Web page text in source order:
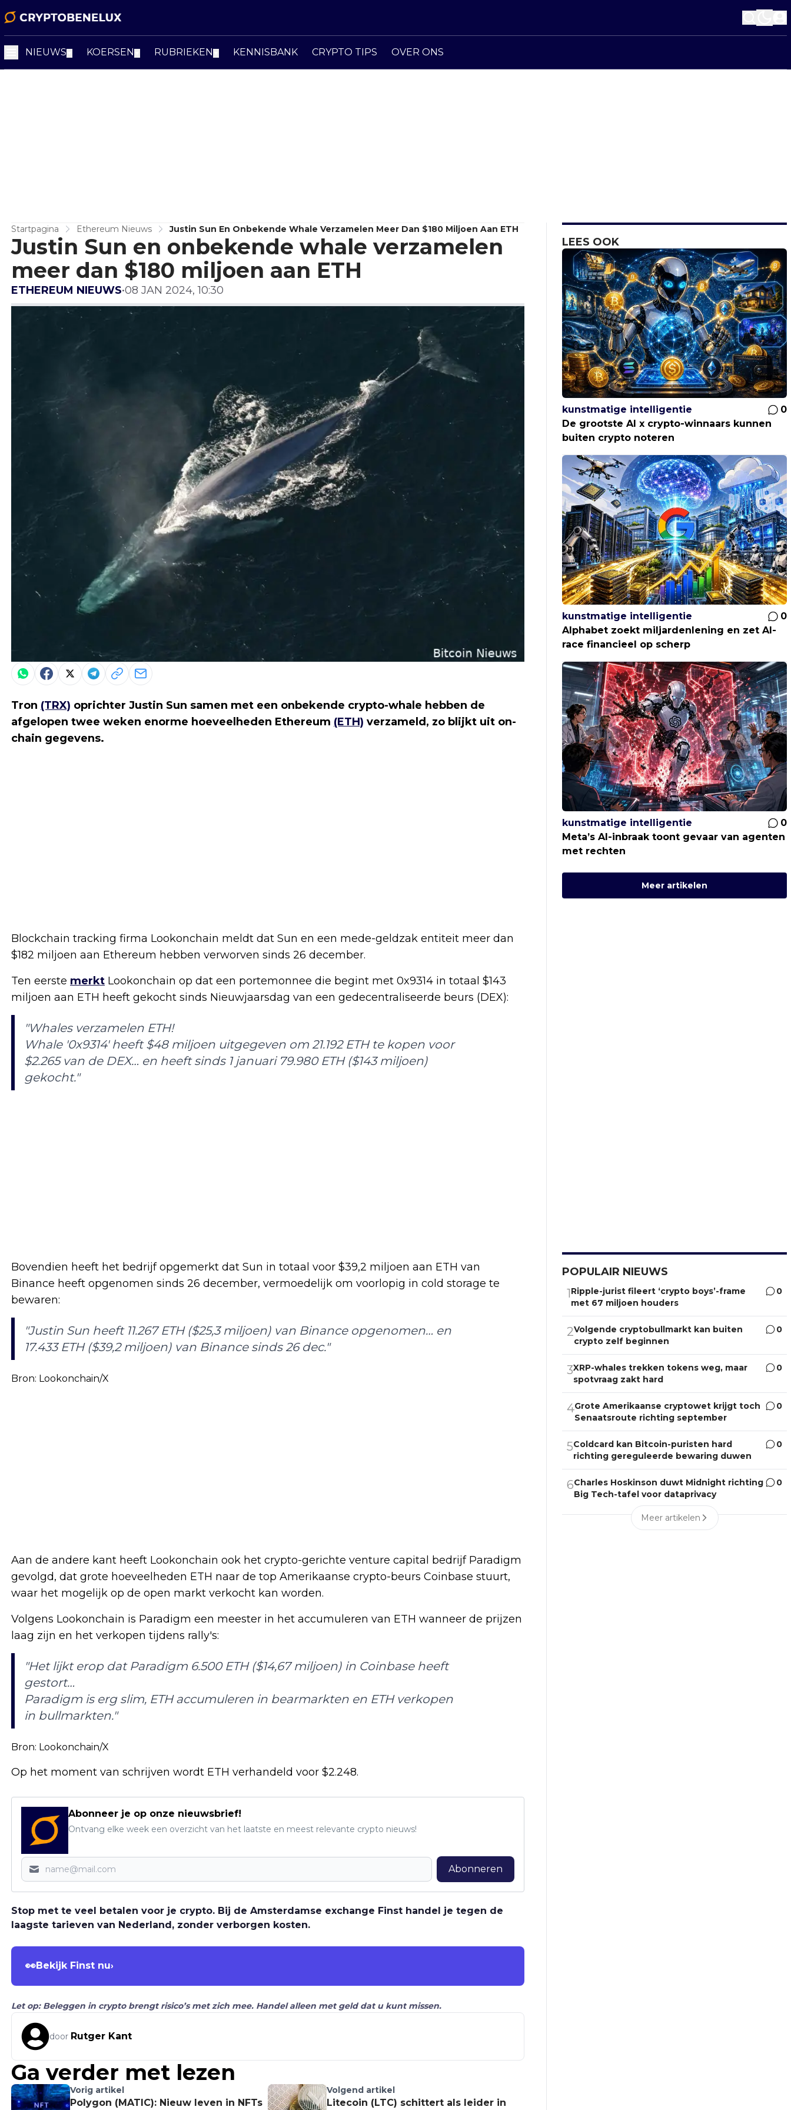
NIEUWS KOERSEN RUBRIEKEN KENNISBANK CRYPTO TIPS OVER ONS
Startpagina Ethereum Nieuws Justin Sun En Onbekende Whale Verzamelen Meer Dan $180 Miljoen Aan ETH
Justin Sun en onbekende whale verzamelen
meer dan $180 miljoen aan ETH
ETHEREUM NIEUWS•08 JAN 2024, 10:30
Tron (TRX) oprichter Justin Sun samen met een onbekende crypto-whale hebben de
afgelopen twee weken enorme hoeveelheden Ethereum (ETH) verzameld, zo blijkt uit on-
chain gegevens.
Blockchain tracking firma Lookonchain meldt dat Sun en een mede-geldzak entiteit meer dan
$182 miljoen aan Ethereum hebben verworven sinds 26 december.
Ten eerste merkt Lookonchain op dat een portemonnee die begint met 0x9314 in totaal $143
miljoen aan ETH heeft gekocht sinds Nieuwjaarsdag van een gedecentraliseerde beurs (DEX):
"Whales verzamelen ETH!
Whale '0x9314' heeft $48 miljoen uitgegeven om 21.192 ETH te kopen voor
$2.265 van de DEX… en heeft sinds 1 januari 79.980 ETH ($143 miljoen)
gekocht."
Bovendien heeft het bedrijf opgemerkt dat Sun in totaal voor $39,2 miljoen aan ETH van
Binance heeft opgenomen sinds 26 december, vermoedelijk om voorlopig in cold storage te
bewaren:
"Justin Sun heeft 11.267 ETH ($25,3 miljoen) van Binance opgenomen… en
17.433 ETH ($39,2 miljoen) van Binance sinds 26 dec."
Bron: Lookonchain/X
Aan de andere kant heeft Lookonchain ook het crypto-gerichte venture capital bedrijf Paradigm
gevolgd, dat grote hoeveelheden ETH naar de top Amerikaanse crypto-beurs Coinbase stuurt,
waar het mogelijk op de open markt verkocht kan worden.
Volgens Lookonchain is Paradigm een meester in het accumuleren van ETH wanneer de prijzen
laag zijn en het verkopen tijdens rally's:
"Het lijkt erop dat Paradigm 6.500 ETH ($14,67 miljoen) in Coinbase heeft
gestort…
Paradigm is erg slim, ETH accumuleren in bearmarkten en ETH verkopen
in bullmarkten."
Bron: Lookonchain/X
Op het moment van schrijven wordt ETH verhandeld voor $2.248.
Abonneer je op onze nieuwsbrief!
Ontvang elke week een overzicht van het laatste en meest relevante crypto nieuws!
Abonneren
Stop met te veel betalen voor je crypto. Bij de Amsterdamse exchange Finst handel je tegen de
laagste tarieven van Nederland, zonder verborgen kosten.
👀Bekijk Finst nu›
Let op: Beleggen in crypto brengt risico’s met zich mee. Handel alleen met geld dat u kunt missen.
door Rutger Kant
Ga verder met lezen
Vorig artikel
Polygon (MATIC): Nieuw leven in NFTs
Volgend artikel
Litecoin (LTC) schittert als leider in
LEES OOK
kunstmatige intelligentie
0
De grootste AI x crypto-winnaars kunnen
buiten crypto noteren
kunstmatige intelligentie
0
Alphabet zoekt miljardenlening en zet AI-
race financieel op scherp
kunstmatige intelligentie
0
Meta’s AI-inbraak toont gevaar van agenten
met rechten
Meer artikelen
POPULAIR NIEUWS
1Ripple-jurist fileert ‘crypto boys’-frame
met 67 miljoen houders
0
2Volgende cryptobullmarkt kan buiten
crypto zelf beginnen
0
3XRP-whales trekken tokens weg, maar
spotvraag zakt hard
0
4Grote Amerikaanse cryptowet krijgt toch
Senaatsroute richting september
0
5Coldcard kan Bitcoin-puristen hard
richting gereguleerde bewaring duwen
0
6Charles Hoskinson duwt Midnight richting
Big Tech-tafel voor dataprivacy
0
Meer artikelen